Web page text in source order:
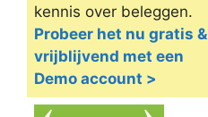
kennis over beleggen.
Probeer het nu gratis &
vrijblijvend met een
Demo account >